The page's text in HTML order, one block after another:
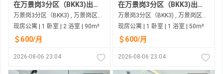
在万景岗3分区（BKK3)出租的现房公寓
万景岗3分区（BKK3) , 万景岗区（BKK) , 金边市
现房公寓 | 1 卧室 | 2 浴室 | 90m²
＄600/月
2026-08-06 23:04
在万景岗3分区（BKK3)出租的现房公寓
万景岗3分区（BKK3) , 万景岗区（BKK) , 金边市
现房公寓 | 1 卧室 | 1 浴室 | 50m²
＄600/月
2026-08-06 23:04